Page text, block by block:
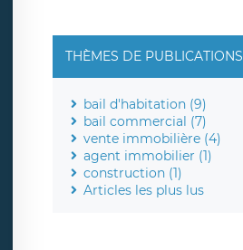
THÈMES DE PUBLICATIONS
bail d'habitation (9)
bail commercial (7)
vente immobilière (4)
agent immobilier (1)
construction (1)
Articles les plus lus